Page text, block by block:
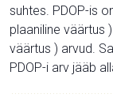
suhtes. PDOP-is
plaaniline väärtus
väärtus ) arvud.
PDOP-i arv jääb